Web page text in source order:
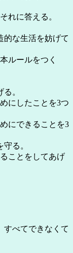
れに答える。
的な生活を妨げて
ルールをつく
。
にしたことを3つ
にできることを3
る。
ことをしてあげ
すべてできなくて